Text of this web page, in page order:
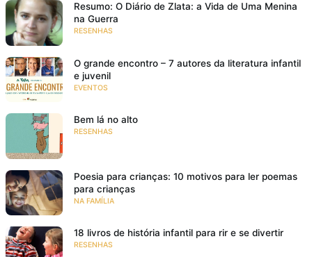
Resumo: O Diário de Zlata: a Vida de Uma Menina
na Guerra
RESENHAS
O grande encontro – 7 autores da literatura infantil
e juvenil
EVENTOS
Bem lá no alto
RESENHAS
Poesia para crianças: 10 motivos para ler poemas
para crianças
NA FAMÍLIA
18 livros de história infantil para rir e se divertir
RESENHAS